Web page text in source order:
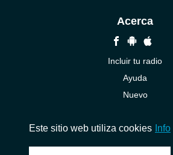
Acerca
Incluir tu radio
Ayuda
Nuevo
© 2026 InstantAudio. Reservados todos los
Este sitio web utiliza cookies Info